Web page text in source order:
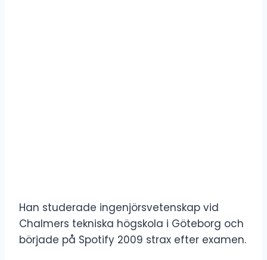
Han studerade ingenjörsvetenskap vid
Chalmers tekniska högskola i Göteborg och
började på Spotify 2009 strax efter examen.